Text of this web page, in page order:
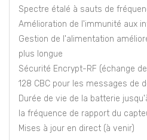
Spectre étalé à sauts de
Amélioration de l'immunité aux
Gestion de l'alimentation
plus longue
Sécurité Encrypt-RF (échange
128 CBC pour les messages de
Durée de vie de la batterie
la fréquence de rapport du
Mises à jour en direct (à venir)